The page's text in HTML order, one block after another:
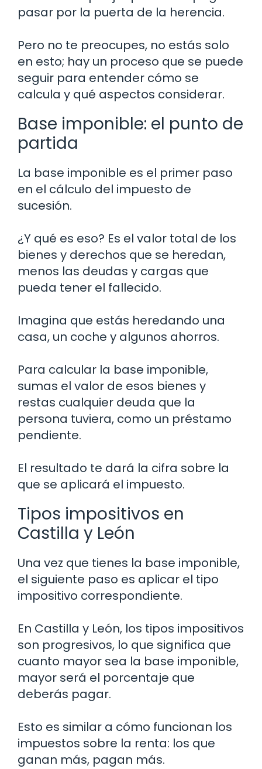
pasar por la puerta de la herencia.
Pero no te preocupes, no estás solo
en esto; hay un proceso que se puede
seguir para entender cómo se
calcula y qué aspectos considerar.
Base imponible: el punto de
partida
La base imponible es el primer paso
en el cálculo del impuesto de
sucesión.
¿Y qué es eso? Es el valor total de los
bienes y derechos que se heredan,
menos las deudas y cargas que
pueda tener el fallecido.
Imagina que estás heredando una
casa, un coche y algunos ahorros.
Para calcular la base imponible,
sumas el valor de esos bienes y
restas cualquier deuda que la
persona tuviera, como un préstamo
pendiente.
El resultado te dará la cifra sobre la
que se aplicará el impuesto.
Tipos impositivos en
Castilla y León
Una vez que tienes la base imponible,
el siguiente paso es aplicar el tipo
impositivo correspondiente.
En Castilla y León, los tipos impositivos
son progresivos, lo que significa que
cuanto mayor sea la base imponible,
mayor será el porcentaje que
deberás pagar.
Esto es similar a cómo funcionan los
impuestos sobre la renta: los que
ganan más, pagan más.